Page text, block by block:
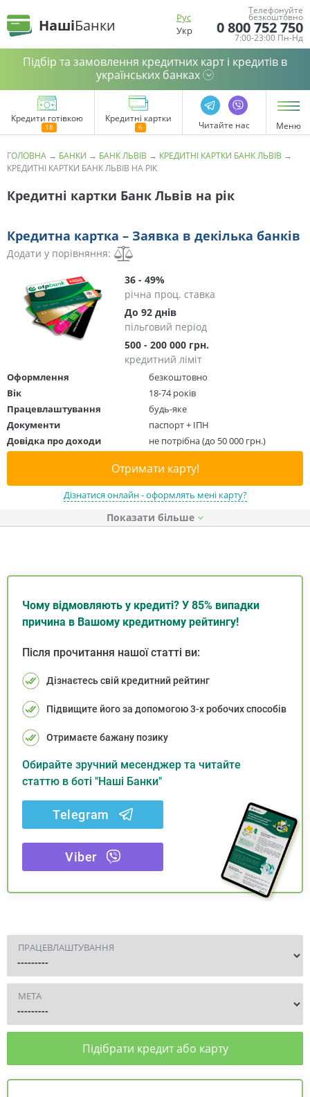
НашіБанки
Рус
Укр
Телефонуйте
безкоштовно
0 800 752 750
7:00-23:00 Пн-Нд
Підбір та замовлення кредитних карт і кредитів в
українських банках
Кредити готівкою Кредитні картки
Читайте нас Меню
ГОЛОВНА → БАНКИ → БАНК ЛЬВІВ → КРЕДИТНІ КАРТКИ БАНК ЛЬВІВ →
КРЕДИТНІ КАРТКИ БАНК ЛЬВІВ НА РІК
Кредитні картки Банк Львів на рік
Кредитна картка – Заявка в декілька банків
Додати у порівняння:
36 - 49%
річна проц. ставка
До 92 днів
пільговий період
500 - 200 000 грн.
кредитний ліміт
Оформлення
безкоштовно
Вік
18-74 років
Працевлаштування
будь-яке
Документи
паспорт + ІПН
Довідка про доходи
не потрібна (до 50 000 грн.)
Отримати карту!
Дізнатися онлайн - оформлять мені карту?
Показати
Чому відмовляють у кредиті? У 85% випадки
причина в Вашому кредитному рейтингу!
Після прочитання нашої статті ви:
Дізнаєтесь свій кредитний рейтинг
Підвищите його за допомогою 3-х робочих способів
Отримаєте бажану позику
Обирайте зручний месенджер та читайте
статтю в боті "Наші Банки"
Telegram
Viber
ПРАЦЕВЛАШТУВАННЯ
МЕТА
Підібрати кредит або карту